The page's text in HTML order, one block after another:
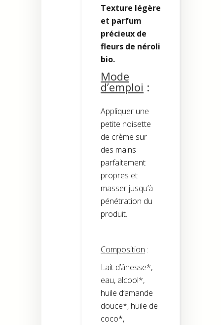
Texture légère
et parfum
précieux de
fleurs de néroli
bio.
Mode
d’emploi :
Appliquer une
petite noisette
de crème sur
des mains
parfaitement
propres et
masser jusqu’à
pénétration du
produit.
Composition :
Lait d’ânesse*,
eau, alcool*,
huile d’amande
douce*, huile de
coco*,